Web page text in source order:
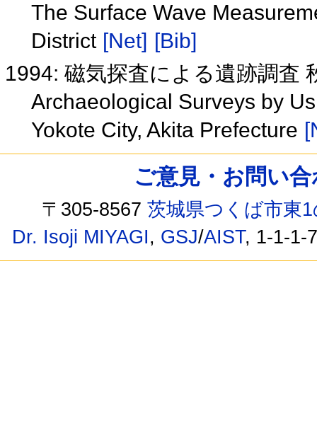
The Surface Wave
District [Net] [Bib]
1994: 磁気探査による遺跡調査
Archaeological Surveys by
Yokote City, Akita Prefecture
ご意見・お問い
〒305-8567茨城県つくば市東
Dr. Isoji MIYAGI, GSJ/AIST, 1-1-1-